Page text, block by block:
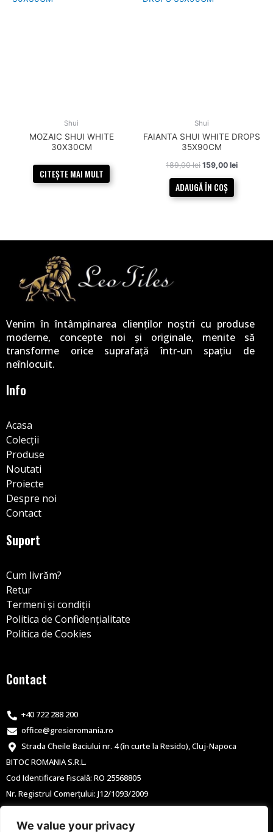
We value your privacy
Shui
MOZAIC SHUI WHITE
30X30CM
CITEȘTE MAI MULT
Shui
FAIANTA SHUI WHITE DROPS
35X90CM
189,00lei
a
159,00 lei
ADAUGĂ ÎN COȘ
Venim în întâmpinarea clienților noștri cu produse
moderne, concepte noi și originale, menite să
transforme orice suprafață într-un spațiu de
neînlocuit.
Info
Acasa
Colecții
Produse
Noutati
Proiecte
Despre noi
Contact
Suport
Cum livrăm?
Retur
Termeni și condiții
Politica de Confidențialitate
Politica de Cookies
Contact
+40 722 288 200
office@gresieromania.ro
Strada Cheile Baciului nr. 4 (în curte la Resido), Cluj-Napoca
BITOC ROMANIA S.R.L.
Cod Identificare Fiscală: RO 25568805
Nr. Registrul Comerţului: J12/1093/2009
a